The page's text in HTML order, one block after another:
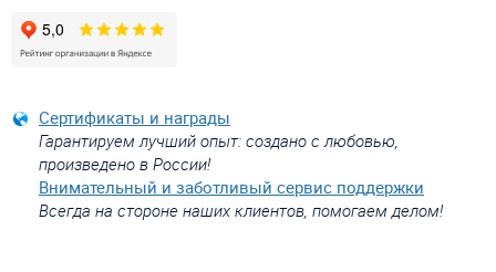
Сертификаты и награды
Гарантируем лучший опыт: создано с любовью,
произведено в России!
Внимательный и заботливый сервис поддержки
Всегда на стороне наших клиентов, помогаем делом!